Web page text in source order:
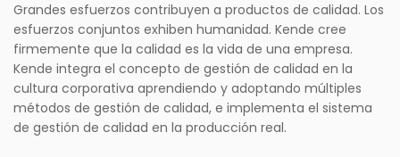
Grandes esfuerzos contribuyen a productos de calidad. Los
esfuerzos conjuntos exhiben humanidad. Kende cree
firmemente que la calidad es la vida de una empresa.
Kende integra el concepto de gestión de calidad en la
cultura corporativa aprendiendo y adoptando múltiples
métodos de gestión de calidad, e implementa el sistema
de gestión de calidad en la producción real.